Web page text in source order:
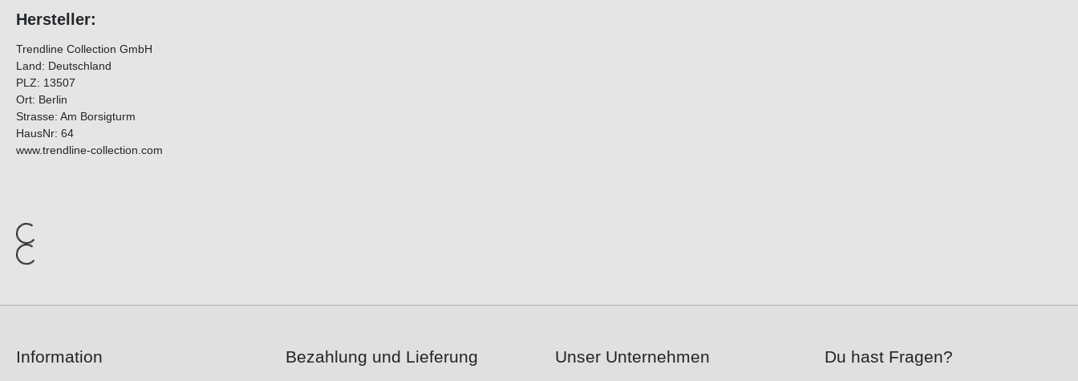
Hersteller:
Trendline Collection GmbH
Land: Deutschland
PLZ: 13507
Ort: Berlin
Strasse: Am Borsigturm
HausNr: 64
www.trendline-collection.com
Information Bezahlung und Lieferung Unser Unternehmen Du hast Fragen?